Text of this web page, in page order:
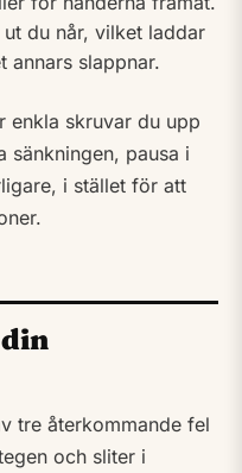
du når, vilket laddar
annars slappnar.
enkla skruvar du upp
sänkningen, pausa i
i stället för att
tre återkommande fel
och sliter i